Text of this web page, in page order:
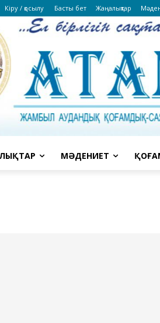
Кіру / қосылу Басты бет Жаңалықтар
МӘДЕНИЕТ